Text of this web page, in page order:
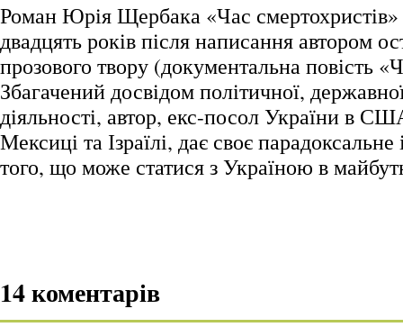
Роман Юрія Щербака «Час смертохристів»
двадцять років після написання автором
прозового твору (документальна повість
Збагачений досвідом політичної,
діяльності, автор, екс-посол України в
Мексиці та Ізраїлі, дає своє
того, що може статися з Україною в
14 коментарів